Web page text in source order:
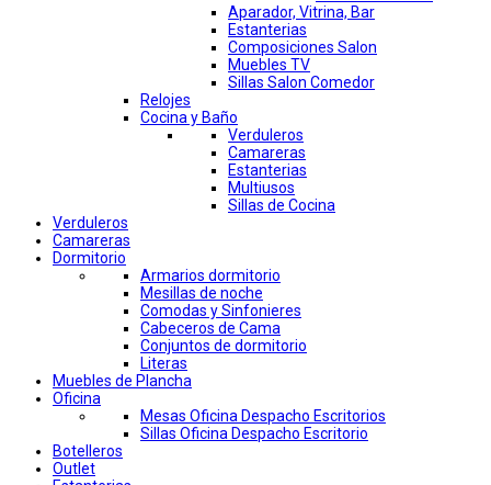
Aparador, Vitrina, Bar
Estanterias
Composiciones Salon
Muebles TV
Sillas Salon Comedor
Relojes
Cocina y Baño
Verduleros
Camareras
Estanterias
Multiusos
Sillas de Cocina
Verduleros
Camareras
Dormitorio
Armarios dormitorio
Mesillas de noche
Comodas y Sinfonieres
Cabeceros de Cama
Conjuntos de dormitorio
Literas
Muebles de Plancha
Oficina
Mesas Oficina Despacho Escritorios
Sillas Oficina Despacho Escritorio
Botelleros
Outlet